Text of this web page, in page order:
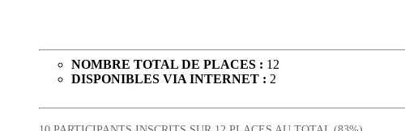
NOMBRE TOTAL DE PLACES : 12
DISPONIBLES VIA INTERNET : 2